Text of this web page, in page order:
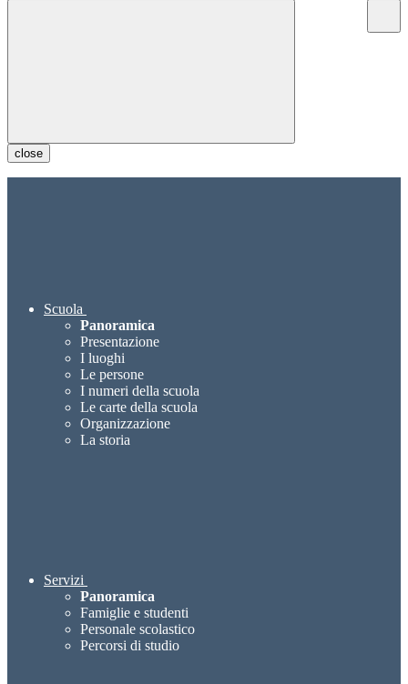
close
Scuola
Panoramica
Presentazione
I luoghi
Le persone
I numeri della scuola
Le carte della scuola
Organizzazione
La storia
Servizi
Panoramica
Famiglie e studenti
Personale scolastico
Percorsi di studio